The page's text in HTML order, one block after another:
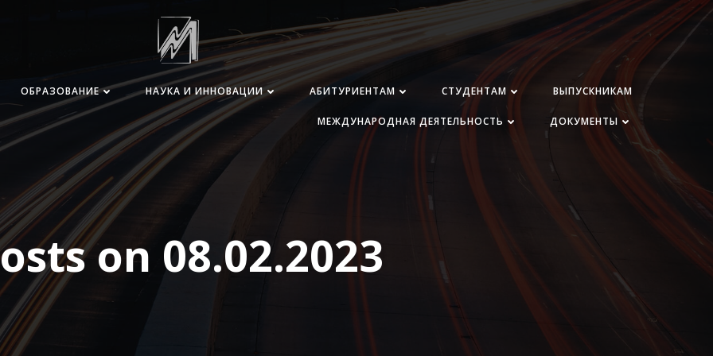
ОБРАЗОВАНИЕ НАУКА И ИННОВАЦИИ АБИТУРИЕНТАМ СТУДЕНТАМ ВЫПУСКНИКАМ
МЕЖДУНАРОДНАЯ ДЕЯТЕЛЬНОСТЬ ДОКУМЕНТЫ
on 08.02.2023